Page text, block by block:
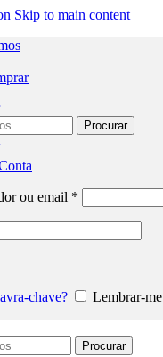
Skip to main content
Procurar
ou email *
chave? Lembrar-me
Procurar